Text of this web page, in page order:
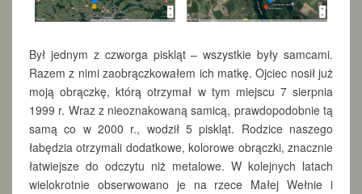
S
Był jednym z czworga piskląt – wszystkie były samcami.
Razem z nimi zaobrączkowałem ich matkę. Ojciec nosił już
moją obrączkę, którą otrzymał w tym miejscu 7 sierpnia
1999 r. Wraz z nieoznakowaną samicą, prawdopodobnie tą
samą co w 2000 r., wodził 5 piskląt. Rodzice naszego
łabędzia otrzymali dodatkowe, kolorowe obrączki, znacznie
łatwiejsze do odczytu niż metalowe. W kolejnych latach
wielokrotnie obserwowano je na rzece Małej Wełnie i